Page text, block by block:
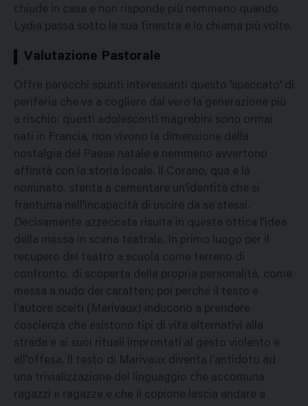
chiude in casa e non risponde più nemmeno quando
Lydia passa sotto la sua finestra e lo chiama più volte.
Valutazione Pastorale
Offre parecchi spunti interessanti questo 'spaccato' di
periferia che va a cogliere dal vero la generazione più
a rischio: questi adolescenti magrebini sono ormai
nati in Francia, non vivono la dimensione della
nostalgia del Paese natale e nemmeno avvertono
affinità con la storia locale. Il Corano, qua e là
nominato, stenta a cementare un'identità che si
frantuma nell'incapacità di uscire da se stessi.
Decisamente azzeccata risulta in questa ottica l'idea
della messa in scena teatrale. In primo luogo per il
recupero del teatro a scuola come terreno di
confronto, di scoperta della propria personalità, come
messa a nudo dei caratteri; poi perché il testo e
l'autore scelti (Marivaux) inducono a prendere
coscienza che esistono tipi di vita alternativi alla
strada e ai suoi rituali improntati al gesto violento e
all'offesa. Il testo di Marivaux diventa l'antidoto ad
una trivializzazione del linguaggio che accomuna
ragazzi e ragazze e che il copione lascia andare a